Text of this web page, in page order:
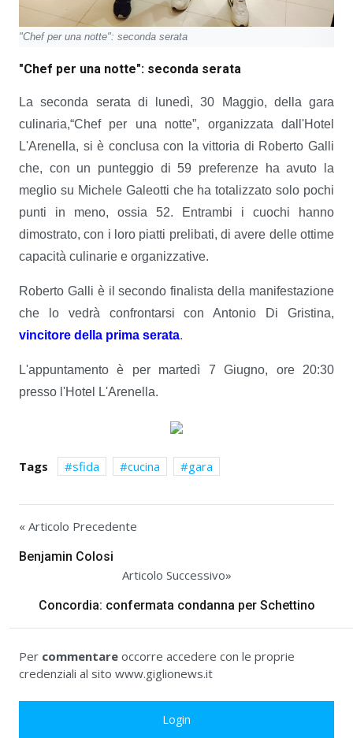
"Chef per una notte": seconda serata
"Chef per una notte": seconda serata
La seconda serata di lunedì, 30 Maggio, della gara
culinaria,“Chef per una notte”, organizzata dall'Hotel
L'Arenella, si è conclusa con la vittoria di Roberto Galli
che, con un punteggio di 59 preferenze ha avuto la
meglio su Michele Galeotti che ha totalizzato solo pochi
punti in meno, ossia 52. Entrambi i cuochi hanno
dimostrato, con i loro piatti prelibati, di avere delle ottime
capacità culinarie e organizzative.
Roberto Galli è il secondo finalista della manifestazione
che lo vedrà confrontarsi con Antonio Di Gristina,
vincitore della prima serata.
L'appuntamento è per martedì 7 Giugno, ore 20:30
presso l'Hotel L'Arenella.
Tags sfida cucina gara
« Articolo Precedente
Benjamin Colosi
Articolo Successivo»
Concordia: confermata condanna per Schettino
Per commentare occorre accedere con le proprie
credenziali al sito www.giglionews.it
Login